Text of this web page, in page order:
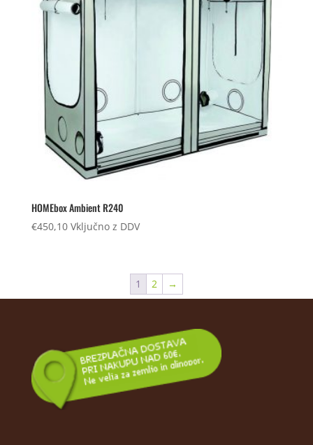
HOMEbox Ambient R240
€450,10 Vključno z DDV
1 2 →